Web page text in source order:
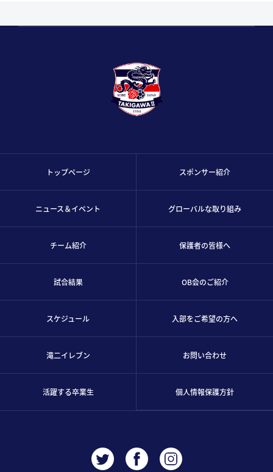
トップページ
ニュース＆イベント
チーム紹介
試合結果
スケジュール
滝二イレブン
活躍する卒業生
スポンサー紹介
グローバルな取り組み
保護者の皆様へ
OB会のご紹介
入部をご希望の方へ
お問い合わせ
個人情報保護方針